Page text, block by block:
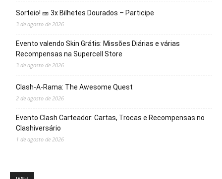
Sorteio! 🎫 3x Bilhetes Dourados – Participe
3 de agosto de 2026
Evento valendo Skin Grátis: Missões Diárias e várias
Recompensas na Supercell Store
3 de agosto de 2026
Clash-A-Rama: The Awesome Quest
2 de agosto de 2026
Evento Clash Carteador: Cartas, Trocas e Recompensas no
Clashiversário
1 de agosto de 2026